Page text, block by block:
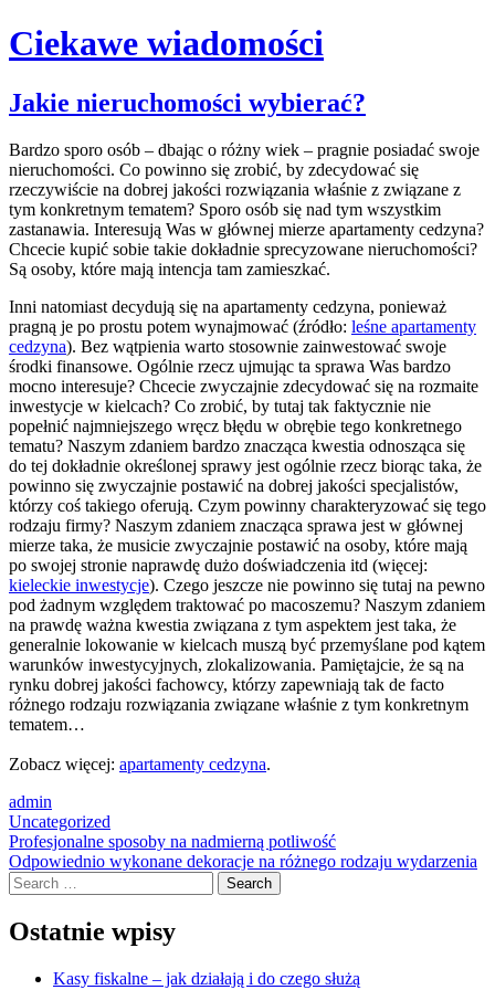
Ciekawe wiadomości
Skip
to
Jakie nieruchomości wybierać?
Bardzo sporo osób – dbając o różny wiek – pragnie posiadać swoje
nieruchomości. Co powinno się zrobić, by zdecydować się
rzeczywiście na dobrej jakości rozwiązania właśnie z związane z
tym konkretnym tematem? Sporo osób się nad tym wszystkim
zastanawia. Interesują Was w głównej mierze apartamenty cedzyna?
Chcecie kupić sobie takie dokładnie sprecyzowane nieruchomości?
Są osoby, które mają intencja tam zamieszkać.
Inni natomiast decydują się na apartamenty cedzyna, ponieważ
pragną je po prostu potem wynajmować (źródło: leśne apartamenty
cedzyna). Bez wątpienia warto stosownie zainwestować swoje
środki finansowe. Ogólnie rzecz ujmując ta sprawa Was bardzo
mocno interesuje? Chcecie zwyczajnie zdecydować się na rozmaite
inwestycje w kielcach? Co zrobić, by tutaj tak faktycznie nie
popełnić najmniejszego wręcz błędu w obrębie tego konkretnego
tematu? Naszym zdaniem bardzo znacząca kwestia odnosząca się
do tej dokładnie określonej sprawy jest ogólnie rzecz biorąc taka, że
powinno się zwyczajnie postawić na dobrej jakości specjalistów,
którzy coś takiego oferują. Czym powinny charakteryzować się tego
rodzaju firmy? Naszym zdaniem znacząca sprawa jest w głównej
mierze taka, że musicie zwyczajnie postawić na osoby, które mają
po swojej stronie naprawdę dużo doświadczenia itd (więcej:
kieleckie inwestycje). Czego jeszcze nie powinno się tutaj na pewno
pod żadnym względem traktować po macoszemu? Naszym zdaniem
na prawdę ważna kwestia związana z tym aspektem jest taka, że
generalnie lokowanie w kielcach muszą być przemyślane pod kątem
warunków inwestycyjnych, zlokalizowania. Pamiętajcie, że są na
rynku dobrej jakości fachowcy, którzy zapewniają tak de facto
różnego rodzaju rozwiązania związane właśnie z tym konkretnym
tematem…
Zobacz więcej: apartamenty cedzyna.
admin
Uncategorized
Post
navigation
Profesjonalne sposoby na nadmierną potliwość
Odpowiednio wykonane dekoracje na różnego rodzaju wydarzenia
Search
Ostatnie wpisy
Kasy fiskalne – jak działają i do czego służą